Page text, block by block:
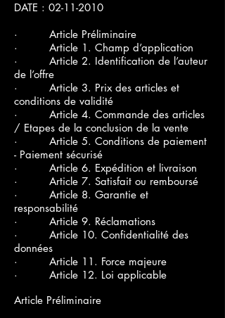
DATE : 02-11-2010
· Article Préliminaire
· Article 1. Champ d’application
· Article 2. Identification de l’auteur
de l’offre
· Article 3. Prix des articles et
conditions de validité
· Article 4. Commande des articles
/ Etapes de la conclusion de la vente
· Article 5. Conditions de paiement
- Paiement sécurisé
· Article 6. Expédition et livraison
· Article 7. Satisfait ou remboursé
· Article 8. Garantie et
responsabilité
· Article 9. Réclamations
· Article 10. Confidentialité des
données
· Article 11. Force majeure
· Article 12. Loi applicable
Article Préliminaire